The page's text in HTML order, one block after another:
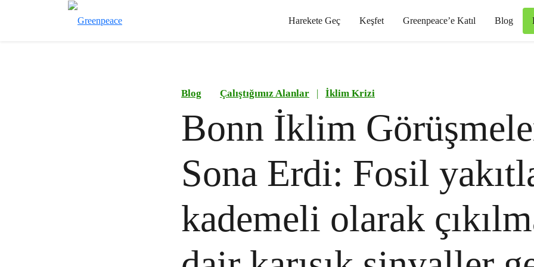
Harekete Geç Keşfet Greenpeace’e Katıl Blog
Blog Çalıştığımız Alanlar | İklim Krizi
Bonn İklim
Sona Erdi: Fosil
kademeli olarak